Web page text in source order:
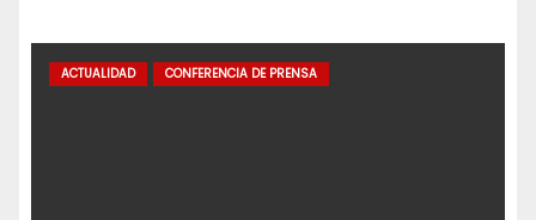
ACTUALIDAD CONFERENCIA DE PRENSA